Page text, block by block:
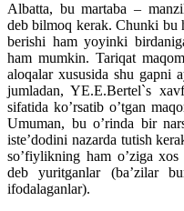
Albatta, bu martaba –
deb bilmoq kerak. Chunki bu
berishi ham yoyinki
ham mumkin. Tariqat
aloqalar xususida shu gapni
jumladan, YE.E.Bertel`s
sifatida ko’rsatib o’tgan
Umuman, bu o’rinda bir
iste’dodini nazarda tutish
so’fiylikning ham o’ziga
deb yuritganlar (ba’zilar
ifodalaganlar).